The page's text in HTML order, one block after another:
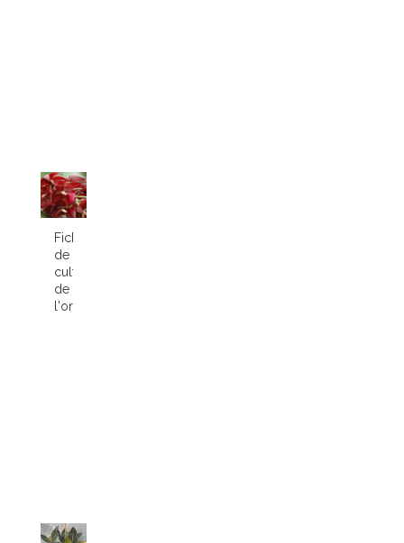
Fiche
de
culture
de
l'orchidée...